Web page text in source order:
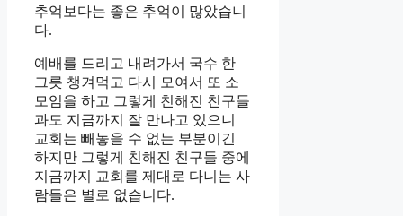
추억보다는 좋은 추억이 많았습니
다.
예배를 드리고 내려가서 국수 한
그릇 챙겨먹고 다시 모여서 또 소
모임을 하고 그렇게 친해진 친구들
과도 지금까지 잘 만나고 있으니
교회는 빼놓을 수 없는 부분이긴
하지만 그렇게 친해진 친구들 중에
지금까지 교회를 제대로 다니는 사
람들은 별로 없습니다.